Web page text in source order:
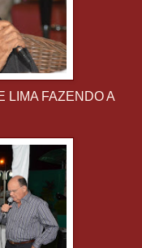
LIMA FAZENDO A